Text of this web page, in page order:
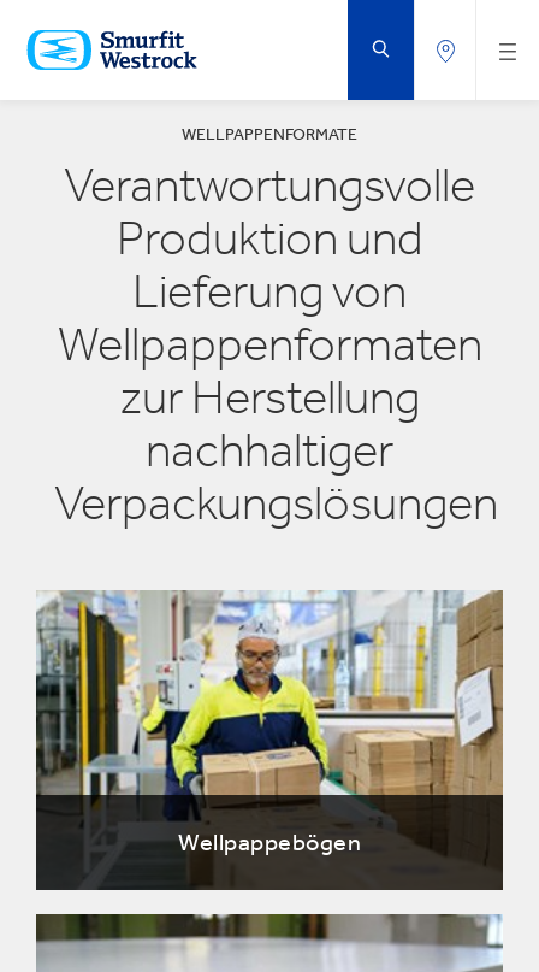
HAUPTINHALT
SPRINGEN
WELLPAPPENFORMATE
Verantwortungsvolle
Produktion und
Lieferung von
Wellpappenformaten
zur Herstellung
nachhaltiger
Verpackungslösungen
Wellpappebögen